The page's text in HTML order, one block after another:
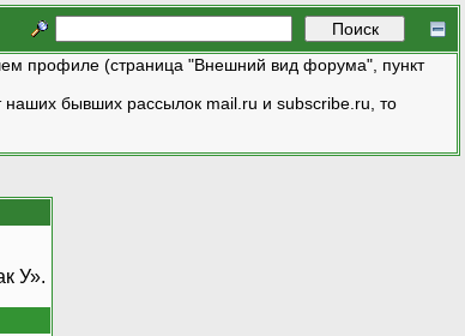
профиле (страница "Внешний вид форума", пункт
бывших рассылок mail.ru и subscribe.ru, то
У».